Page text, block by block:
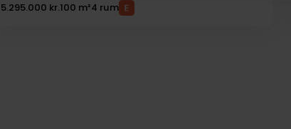
5.295.000 kr.100 m²4 rum